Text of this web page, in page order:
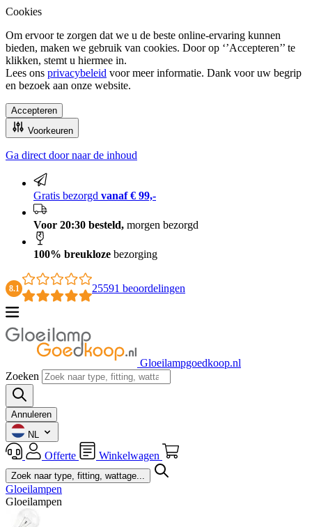
Cookies
Om ervoor te zorgen dat we u de beste online-ervaring kunnen
bieden, maken we gebruik van cookies. Door op ‘’Accepteren’’ te
klikken, stemt u hiermee in.
Lees ons privacybeleid voor meer informatie. Dank voor uw begrip
en bezoek aan onze website.
Accepteren
Voorkeuren
100% breukloze bezorging
Ga direct door naar de inhoud
Gratis bezorgd vanaf € 99,-
Voor 20:30 besteld, morgen bezorgd
100% breukloze bezorging
8.1 25591 beoordelingen
Gloeilampgoedkoop.nl
Zoeken
Annuleren
NL
Offerte Winkelwagen
Gloeilampen
Gloeilampen